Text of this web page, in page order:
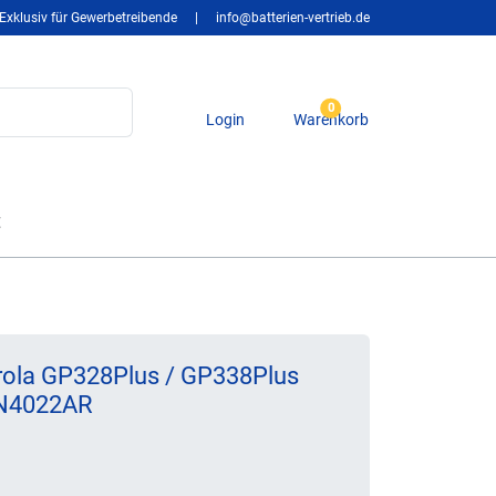
Exklusiv für Gewerbetreibende info@batterien-vertrieb.de
Login
0
Warenkorb
GP328Plus / GP338Plus